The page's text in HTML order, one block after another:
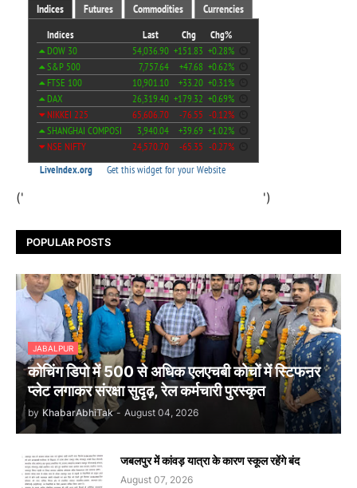
(' ')
POPULAR POSTS
JABALPUR
कोचिंग डिपो में 500 से अधिक एलएचबी कोचों में स्टिफऩर
प्लेट लगाकर संरक्षा सुदृढ़, रेल कर्मचारी पुरस्कृत
by KhabarAbhiTak - August 04, 2026
जबलपुर में कांवड़ यात्रा के कारण स्कूल रहेंगे बंद
August 07, 2026